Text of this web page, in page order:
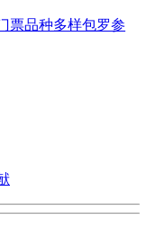
票品种多样包罗参